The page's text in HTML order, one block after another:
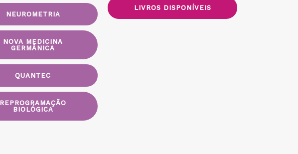
NEUROMETRIA
NOVA MEDICINA
GERMÂNICA
QUANTEC
REPROGRAMAÇÃO
BIOLÓGICA
LIVROS DISPONÍVEIS